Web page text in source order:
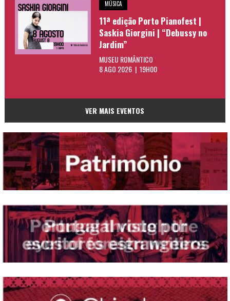
MÚSICA
11ª edição Porto Pianofest |
Saskia Giorgini | “Debussy no
Jardim”
MUSEU ROMÂNTICO
8 AGO 2026 | 19H00
VER MAIS EVENTOS